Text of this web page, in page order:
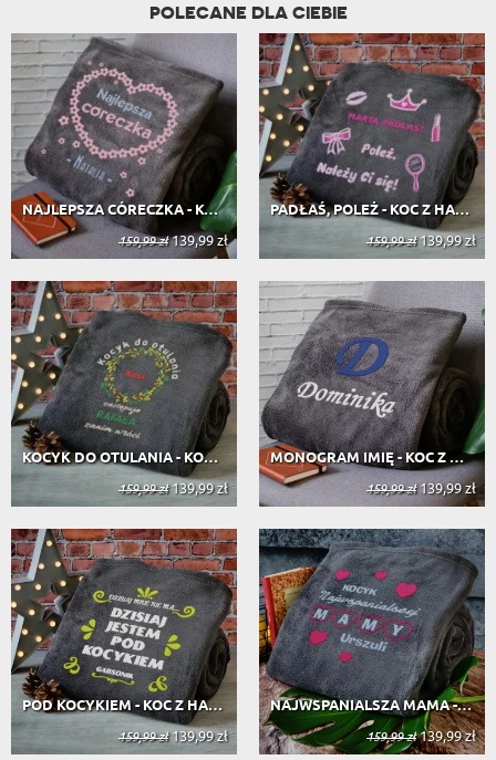
POLECANE DLA CIEBIE
NAJLEPSZA CÓRECZKA - KOC Z HAFTEM
159,99 zł139,99 zł
PADŁAŚ, POLEŻ - KOC Z HAFTEM
159,99 zł139,99 zł
KOCYK DO OTULANIA - KOC Z HAFTEM
159,99 zł139,99 zł
MONOGRAM IMIĘ - KOC Z HAFTEM
159,99 zł139,99 zł
POD KOCYKIEM - KOC Z HAFTEM
159,99 zł139,99 zł
NAJWSPANIALSZA MAMA - KOC Z HAFTEM
159,99 zł139,99 zł